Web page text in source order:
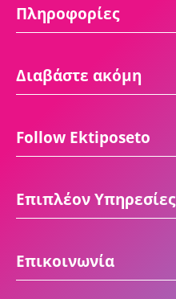
Πληροφορίες
Διαβάστε ακόμη
Follow Ektiposeto
Επιπλέον Υπηρεσίες
Επικοινωνία